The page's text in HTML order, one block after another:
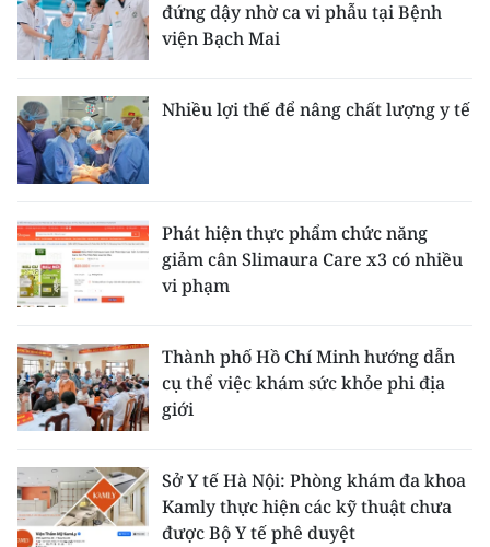
đứng dậy nhờ ca vi phẫu tại Bệnh
viện Bạch Mai
Nhiều lợi thế để nâng chất lượng y tế
Phát hiện thực phẩm chức năng
giảm cân Slimaura Care x3 có nhiều
vi phạm
Thành phố Hồ Chí Minh hướng dẫn
cụ thể việc khám sức khỏe phi địa
giới
Sở Y tế Hà Nội: Phòng khám đa khoa
Kamly thực hiện các kỹ thuật chưa
được Bộ Y tế phê duyệt